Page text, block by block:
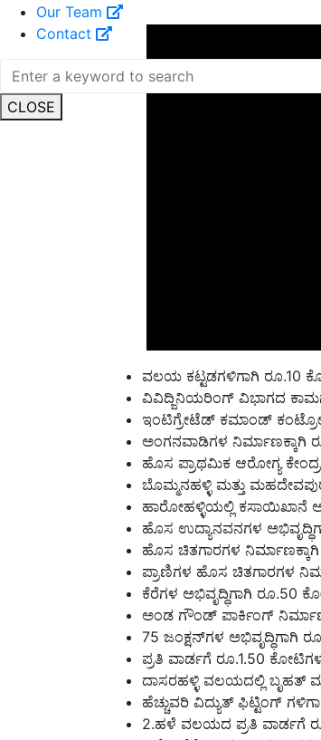
Our Team
Contact
CLOSE
ವಲಯ ಕಟ್ಟಡಗಳಿಗಾಗಿ ರೂ.10
ವಿವಿದ್ಜಿನಿಯರಿಂಗ್ ವಿಭಾಗದ
ಇಂಟಿಗ್ರೇಟೆಡ್ ಕಮಾಂಡ್
ಅಂಗನವಾಡಿಗಳ ನಿರ್ಮಾಣಕ್ಕಾಗಿ
ಹೊಸ ಪ್ರಾಥಮಿಕ ಆರೋಗ್ಯ
ಬೊಮ್ಮನಹಳ್ಳಿ ಮತ್ತು
ಹಾರೋಹಳ್ಳಿಯಲ್ಲಿ ಕಸಾಯಿಖಾನೆ
ಹೊಸ ಉದ್ಯಾನವನಗಳ
ಹೊಸ ಚಿತಗಾರಗಳ
ಪ್ರಾಣಿಗಳ ಹೊಸ ಚಿತಗಾರಗಳ
ಕೆರೆಗಳ ಅಭಿವೃದ್ಧಿಗಾಗಿ ರೂ.50
ಅಂಡ‌ ಗೌಂಡ್ ಪಾರ್ಕಿಂಗ್
75 ಜಂಕ್ಷನ್‌ಗಳ ಅಭಿವೃದ್ಧಿಗಾಗಿ
ಪ್ರತಿ ವಾರ್ಡಗೆ ರೂ.1.50
ದಾಸರಹಳ್ಳಿ ವಲಯದಲ್ಲಿ ಬೃಹತ್
ಹೆಚ್ಚುವರಿ ವಿದ್ಯುತ್ ಫಿಟ್ಟಿಂಗ್
2.ಹಳೆ ವಲಯದ ಪ್ರತಿ ವಾರ್ಡಗೆ
ವಿವೇಚನೆಗೆ ಒಳಪಟ್ಟ